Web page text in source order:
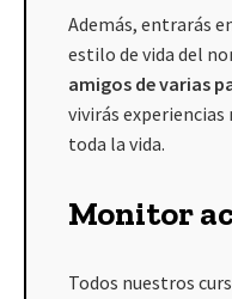
Además, entrarás
estilo de vida del
amigos de varias
vivirás
toda la vida.
Monitor
Todos nuestros